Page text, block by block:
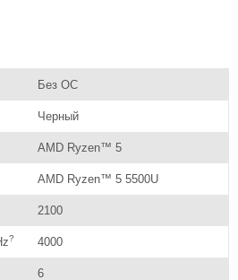
Без ОС
Черный
AMD Ryzen™ 5
AMD Ryzen™ 5 5500U
2100
? 4000
6